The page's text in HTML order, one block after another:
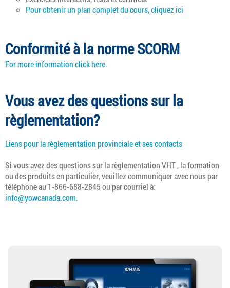
Pour obtenir un plan complet du cours, cliquez ici
Conformité à la norme SCORM
For more information click here.
Vous avez des questions sur la
règlementation?
Liens pour la règlementation provinciale et ses contacts
Si vous avez des questions sur la règlementationVHT, la formation
ou des produits en particulier, veuillez communiquer avec nous par
téléphone au 1-866-688-2845 ou par courriel à:
info@yowcanada.com.